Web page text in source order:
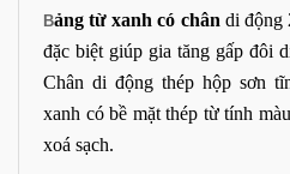
Bảng từ xanh có chân di động
đặc biệt giúp gia tăng gấp đôi
Chân di động thép hộp sơn
xanh có bề mặt thép từ tính
xoá sạch.